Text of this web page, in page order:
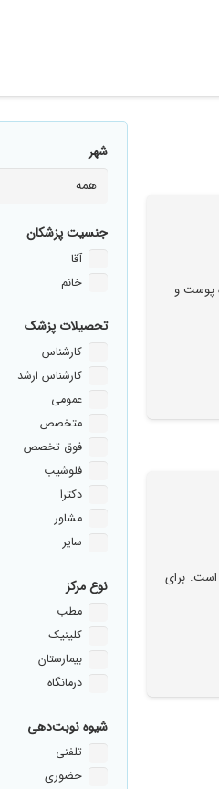
پوست و
برای
شهر
جنسیت پزشکان
آقا
خانم
تحصیلات پزشک
کارشناس
کارشناس ارشد
عمومی
متخصص
فوق تخصص
فلوشیب
دکترا
مشاور
سایر
نوع مرکز
مطب
کلینیک
بیمارستان
درمانگاه
شیوه نوبت‌دهی
تلفنی
حضوری